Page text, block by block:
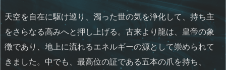
天空を自在に駆け巡り、濁った世の気を浄化して、持ち主
をさらなる高みへと押し上げる。古来より龍は、皇帝の象
徴であり、地上に流れるエネルギーの源として崇められて
きました。中でも、最高位の証である五本の爪を持ち、